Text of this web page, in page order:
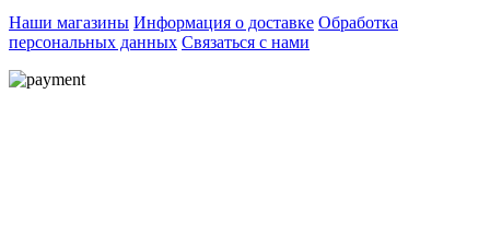
Наши магазины Информация о доставке Обработка
персональных данных Связаться с нами